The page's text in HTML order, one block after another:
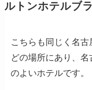
ルトンホテルブ
こちらも同じく名
どの場所にあり、
のよいホテルです。